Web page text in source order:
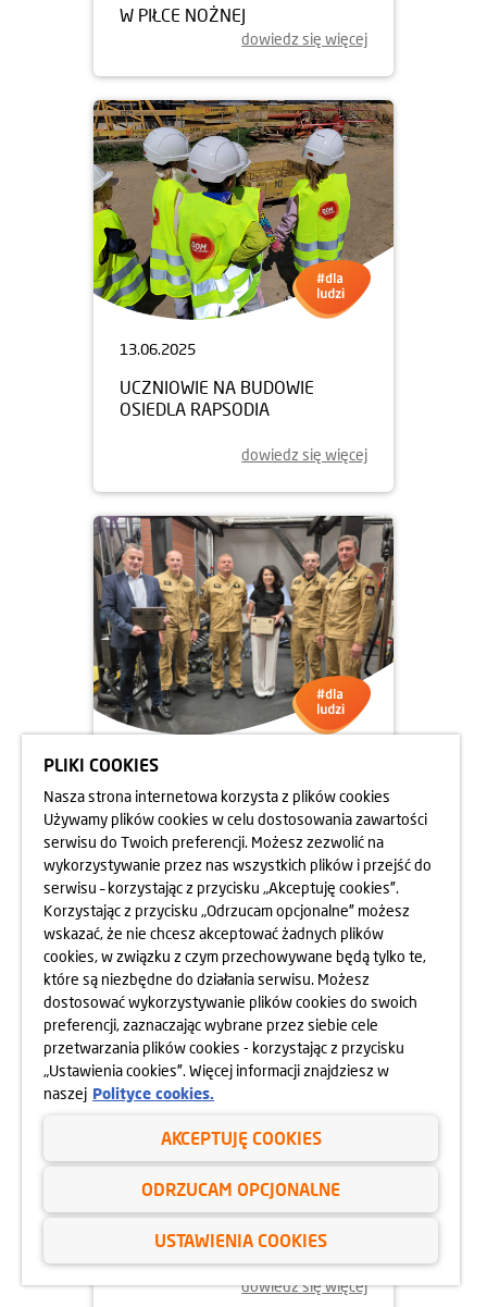
W PIŁCE NOŻNEJ
dowiedz się więcej
13.06.2025
UCZNIOWIE NA BUDOWIE
OSIEDLA RAPSODIA
dowiedz się więcej
05.06.2025
DBAMY O FORMĘ STRAŻAKÓW
dowiedz się więcej
02.06.2025
ODYSEJA UMYSŁU 2025
dowiedz się więcej
PLIKI COOKIES
Nasza strona internetowa korzysta z plików cookies
Używamy plików cookies w celu dostosowania zawartości
serwisu do Twoich preferencji. Możesz zezwolić na
wykorzystywanie przez nas wszystkich plików i przejść do
serwisu – korzystając z przycisku „Akceptuję cookies”.
Korzystając z przycisku „Odrzucam opcjonalne” możesz
wskazać, że nie chcesz akceptować żadnych plików
cookies, w związku z czym przechowywane będą tylko te,
które są niezbędne do działania serwisu. Możesz
dostosować wykorzystywanie plików cookies do swoich
preferencji, zaznaczając wybrane przez siebie cele
przetwarzania plików cookies - korzystając z przycisku
„Ustawienia cookies”. Więcej informacji znajdziesz w
naszej Polityce cookies.
AKCEPTUJĘ COOKIES
ODRZUCAM OPCJONALNE
USTAWIENIA COOKIES